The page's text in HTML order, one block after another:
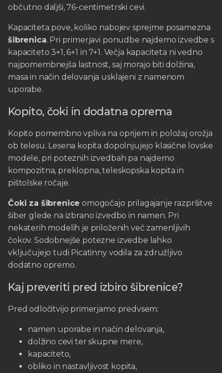
občutno daljši, 76-centimetrski cevi.
Kapaciteta pove, koliko nabojev sprejme posamezna
šibrenica. Pri primerjavi ponudbe najdemo izvedbe s
kapaciteto 3+1, 6+1 in 7+1. Večja kapaciteta ni vedno
najpomembnejša lastnost, saj morajo biti dolžina,
masa in način delovanja usklajeni z namenom
uporabe.
Kopito, čoki in dodatna oprema
Kopito pomembno vpliva na oprijem in položaj orožja
ob telesu. Lesena kopita dopolnjujejo klasične lovske
modele, pri poteznih izvedbah pa najdemo
kompozitna, preklopna, teleskopska kopita in
pištolske ročaje.
Čoki za šibrenice omogočajo prilagajanje razpršitve
šiber glede na izbrano izvedbo in namen. Pri
nekaterih modelih je priloženih več zamenljivih
čokov. Sodobnejše potezne izvedbe lahko
vključujejo tudi Picatinny vodila za združljivo
dodatno opremo.
Kaj preveriti pred izbiro šibrenice?
Pred odločitvijo primerjamo predvsem:
namen uporabe in način delovanja,
dolžino cevi ter skupne mere,
kapaciteto,
obliko in nastavljivost kopita,